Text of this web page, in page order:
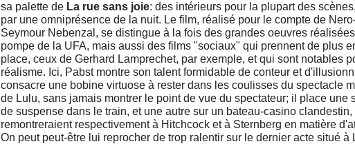
sa palette de La rue sans joie: des intérieurs pour la plupart des
par une omniprésence de la nuit. Le film, réalisé pour le compte de
Seymour Nebenzal, se distingue à la fois des grandes oeuvres
pompe de la UFA, mais aussi des films "sociaux" qui prennent de plus
place, ceux de Gerhard Lamprechet, par exemple, et qui sont notables
réalisme. Ici, Pabst montre son talent formidable de conteur et
consacre une bobine virtuose à rester dans les coulisses du spectacle
de Lulu, sans jamais montrer le point de vue du spectateur; il place une
de suspense dans le train, et une autre sur un bateau-casino clandestin,
remontreraient respectivement à Hitchcock et à Sternberg en matière
On peut peut-être lui reprocher de trop ralentir sur le dernier acte situé à